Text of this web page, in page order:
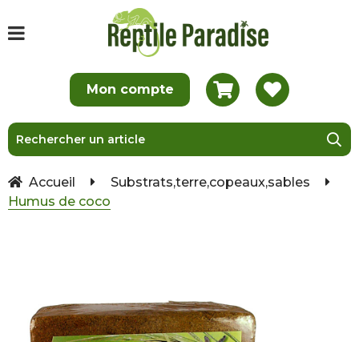
Accueil
Substrats,terre,copeaux,sables
Humus de coco